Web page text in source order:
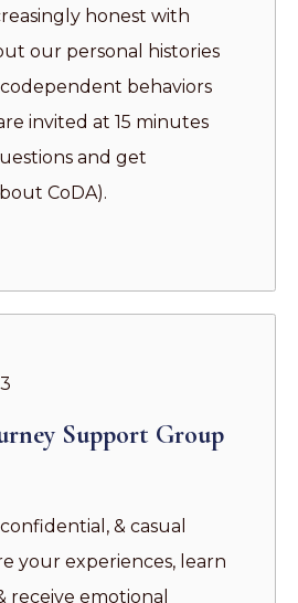
honest with
our personal histories
behaviors
invited at 15 minutes
and get
CoDA).
Support Group
& casual
your experiences, learn
receive emotional